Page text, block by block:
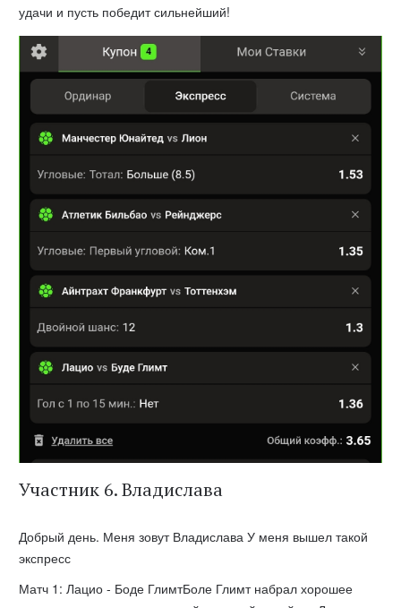
удачи и пусть победит сильнейший!
Участник 6. Владислава
Добрый день. Меня зовут Владислава У меня вышел такой
экспресс
Матч 1: Лацио - Боде ГлимтБоле Глимт набрал хорошее